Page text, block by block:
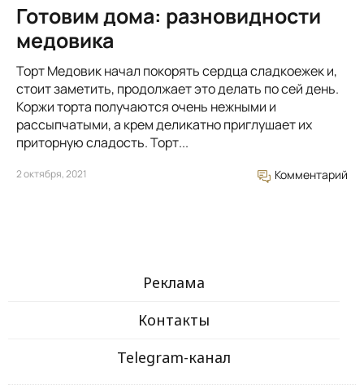
Готовим дома: разновидности
медовика
Торт Медовик начал покорять сердца сладкоежек и,
стоит заметить, продолжает это делать по сей день.
Коржи торта получаются очень нежными и
рассыпчатыми, а крем деликатно приглушает их
приторную сладость. Торт...
2 октября, 2021 Комментарий
Реклама
Контакты
Telegram-канал